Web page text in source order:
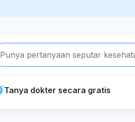
Punya pertanyaan seputar
Tanya dokter secara gratis